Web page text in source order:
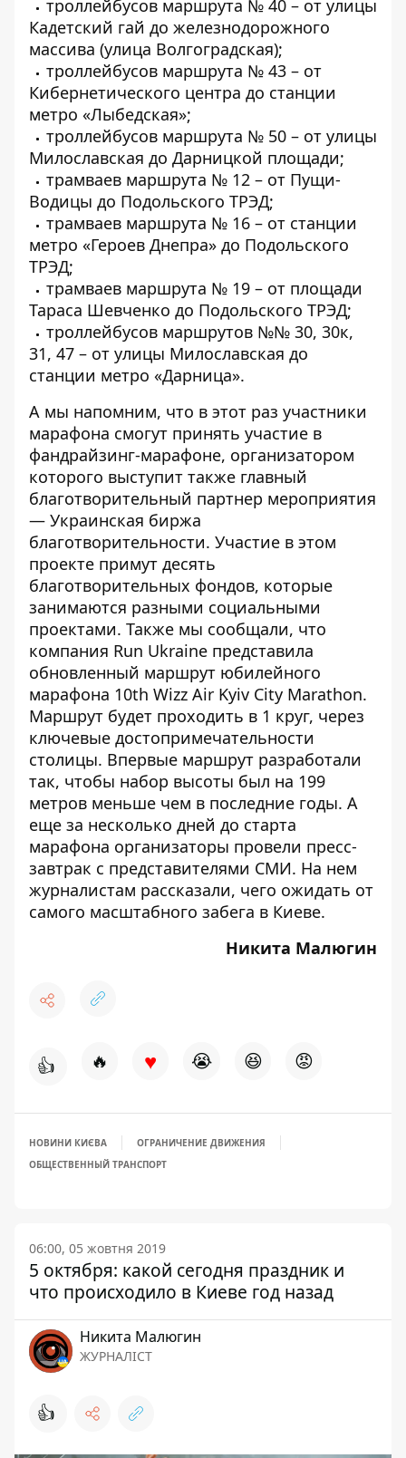
троллейбусов маршрута № 40 – от улицы
Кадетский гай до железнодорожного
массива (улица Волгоградская);
троллейбусов маршрута № 43 – от
Кибернетического центра до станции
метро «Лыбедская»;
троллейбусов маршрута № 50 – от улицы
Милославская до Дарницкой площади;
трамваев маршрута № 12 – от Пущи-
Водицы до Подольского ТРЭД;
трамваев маршрута № 16 – от станции
метро «Героев Днепра» до Подольского
ТРЭД;
трамваев маршрута № 19 – от площади
Тараса Шевченко до Подольского ТРЭД;
троллейбусов маршрутов №№ 30, 30к,
31, 47 – от улицы Милославская до
станции метро «Дарница».
А мы напомним, что в этот раз участники
марафона смогут принять участие в
фандрайзинг-марафоне, организатором
которого выступит также главный
благотворительный партнер мероприятия
— Украинская биржа
благотворительности. Участие в этом
проекте примут десять
благотворительных фондов, которые
занимаются разными социальными
проектами. Также мы сообщали, что
компания Run Ukraine представила
обновленный маршрут юбилейного
марафона 10th Wizz Air Kyiv City Marathon.
Маршрут будет проходить в 1 круг, через
ключевые достопримечательности
столицы. Впервые маршрут разработали
так, чтобы набор высоты был на 199
метров меньше чем в последние годы. А
еще за несколько дней до старта
марафона организаторы провели пресс-
завтрак с представителями СМИ. На нем
журналистам рассказали, чего ожидать от
самого масштабного забега в Киеве.
Никита Малюгин
👍 🔥 ♥ 😭 😆 😡
НОВИНИ КИЄВА
ОГРАНИЧЕНИЕ ДВИЖЕНИЯ
ОБЩЕСТВЕННЫЙ ТРАНСПОРТ
06:00, 05 жовтня 2019
5 октября: какой сегодня праздник и
что происходило в Киеве год назад
Никита Малюгин
ЖУРНАЛІСТ
👍